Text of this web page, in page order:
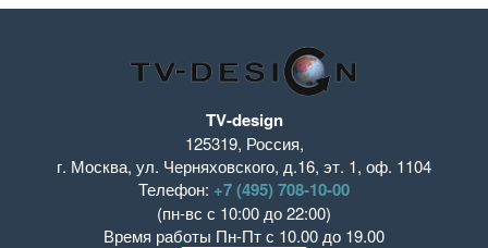
TV-design
125319, Россия,
г. Москва, ул. Черняховского, д.16, эт. 1, оф. 1104
Телефон: +7 (495) 708-10-00
(пн-вс с 10:00 до 22:00)
Время работы Пн-Пт с 10.00 до 19.00